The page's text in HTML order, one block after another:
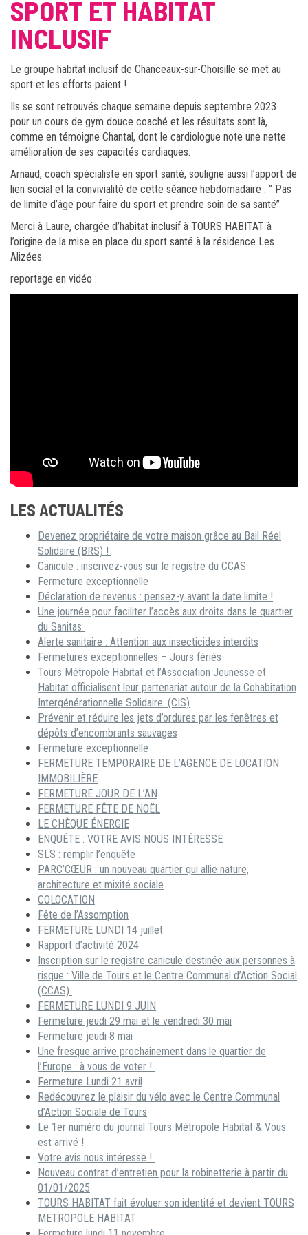
SPORT ET HABITAT
INCLUSIF
Le groupe habitat inclusif de Chanceaux-sur-Choisille se met au
sport et les efforts paient !
Ils se sont retrouvés chaque semaine depuis septembre 2023
pour un cours de gym douce coaché et les résultats sont là,
comme en témoigne Chantal, dont le cardiologue note une nette
amélioration de ses capacités cardiaques.
Arnaud, coach spécialiste en sport santé, souligne aussi l’apport de
lien social et la convivialité de cette séance hebdomadaire : ” Pas
de limite d’âge pour faire du sport et prendre soin de sa santé”
Merci à Laure, chargée d’habitat inclusif à TOURS HABITAT à
l’origine de la mise en place du sport santé à la résidence Les
Alizées.
reportage en vidéo :
LES ACTUALITÉS
Devenez propriétaire de votre maison grâce au Bail Réel
Solidaire (BRS) !
Canicule : inscrivez-vous sur le registre du CCAS
Fermeture exceptionnelle
Déclaration de revenus : pensez-y avant la date limite !
Une journée pour faciliter l’accès aux droits dans le quartier
du Sanitas
Alerte sanitaire : Attention aux insecticides interdits
Fermetures exceptionnelles – Jours fériés
Tours Métropole Habitat et l’Association Jeunesse et
Habitat officialisent leur partenariat autour de la Cohabitation
Intergénérationnelle Solidaire. (CIS)
Prévenir et réduire les jets d’ordures par les fenêtres et
dépôts d’encombrants sauvages
Fermeture exceptionnelle
FERMETURE TEMPORAIRE DE L’AGENCE DE LOCATION
IMMOBILIÈRE
FERMETURE JOUR DE L’AN
FERMETURE FÊTE DE NOËL
LE CHÈQUE ÉNERGIE
ENQUÊTE : VOTRE AVIS NOUS INTÉRESSE
SLS : remplir l’enquête
PARC’CŒUR : un nouveau quartier qui allie nature,
architecture et mixité sociale
COLOCATION
Fête de l’Assomption
FERMETURE LUNDI 14 juillet
Rapport d’activité 2024
Inscription sur le registre canicule destinée aux personnes à
risque : Ville de Tours et le Centre Communal d’Action Social
(CCAS)
FERMETURE LUNDI 9 JUIN
Fermeture jeudi 29 mai et le vendredi 30 mai
Fermeture jeudi 8 mai
Une fresque arrive prochainement dans le quartier de
l’Europe : à vous de voter !
Fermeture Lundi 21 avril
Redécouvrez le plaisir du vélo avec le Centre Communal
d’Action Sociale de Tours
Le 1er numéro du journal Tours Métropole Habitat & Vous
est arrivé !
Votre avis nous intéresse !
Nouveau contrat d’entretien pour la robinetterie à partir du
01/01/2025
TOURS HABITAT fait évoluer son identité et devient TOURS
METROPOLE HABITAT